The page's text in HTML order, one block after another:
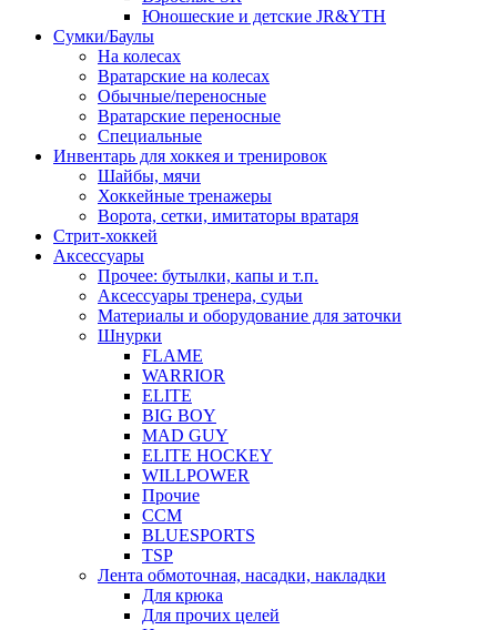
Юношеские и детские JR&YTH
Сумки/Баулы
На колесах
Вратарские на колесах
Обычные/переносные
Вратарские переносные
Специальные
Инвентарь для хоккея и тренировок
Шайбы, мячи
Хоккейные тренажеры
Ворота, сетки, имитаторы вратаря
Стрит-хоккей
Аксессуары
Прочее: бутылки, капы и т.п.
Аксессуары тренера, судьи
Материалы и оборудование для заточки
Шнурки
FLAME
WARRIOR
ELITE
BIG BOY
MAD GUY
ELITE HOCKEY
WILLPOWER
Прочие
CCM
BLUESPORTS
TSP
Лента обмоточная, насадки, накладки
Для крюка
Для прочих целей